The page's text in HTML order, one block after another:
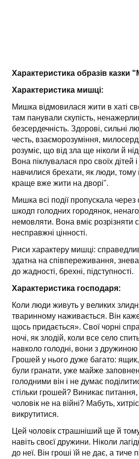
Характеристика образів казки
Характеристика мишці:
Мишка відмовилася жити в хаті
там панували скупість,
безсердечність. Здорові, сильні
честь, взаєморозуміння,
розуміє, що від зла ще ніколи й
Вона піклувалася про своїх
навчилися брехати, як люди, тому
краще вже жити на дворі".
Мишка всі події пропускала через
шкодп голодних городянок,
немовляти. Вона вміє розрізняти
несправжні цінності.
Риси характеру мишці:
здатна на співпереживання,
до жадності, брехні, підступності.
Характеристика господаря:
Коли люди живуть у великих
тваринному наживається. Він
щось придається». Свої чорні
ночі, як злодій, коли все село
навколо голодні, вони з дружиною
Грошей у нього дуже багато:
були гранати, уже майже
голодними він і не думає
стільки грошей? Виникає
чоловік не на війні? Мабуть,
викрутитися.
Цей чоловік страшніший ще й
навіть своєї дружини. Ніколи
до неї. Він гроші їй не дає, а тиче